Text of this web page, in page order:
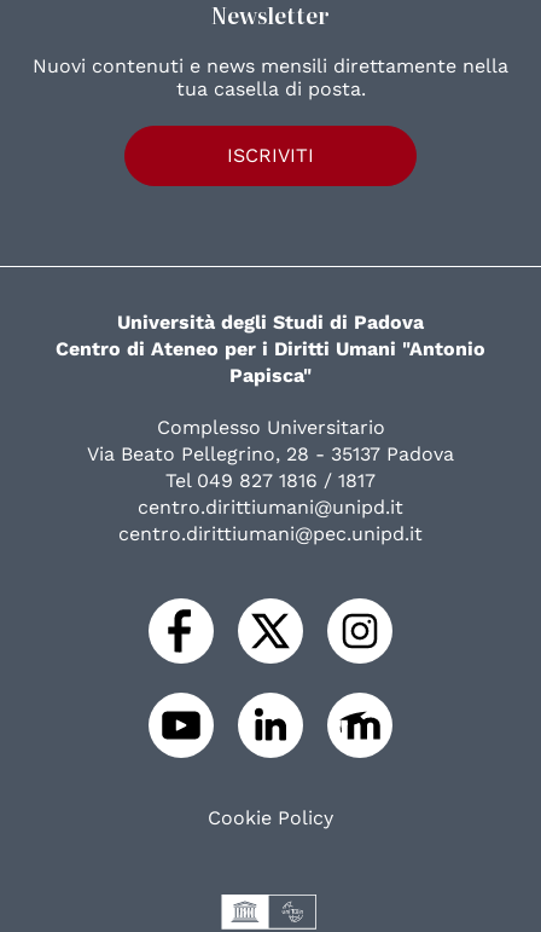
Newsletter
Nuovi contenuti e news mensili direttamente nella
tua casella di posta.
ISCRIVITI
Università degli Studi di Padova
Centro di Ateneo per i Diritti Umani "Antonio
Papisca"
Complesso Universitario
Via Beato Pellegrino, 28 - 35137 Padova
Tel 049 827 1816 / 1817
centro.dirittiumani@unipd.it
centro.dirittiumani@pec.unipd.it
Cookie Policy